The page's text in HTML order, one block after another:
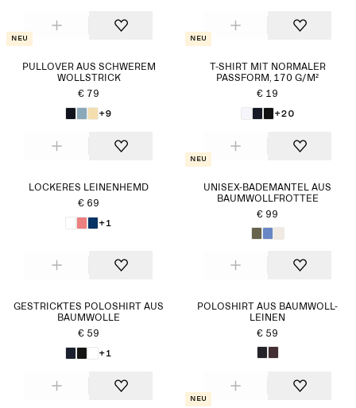
Neu
PULLOVER AUS SCHWEREM
WOLLSTRICK
€ 79
+9
Neu
T-SHIRT MIT NORMALER
PASSFORM, 170 G/M²
€ 19
+20
LOCKERES LEINENHEMD
€ 69
+1
Neu
UNISEX-BADEMANTEL AUS
BAUMWOLLFROTTEE
€ 99
GESTRICKTES POLOSHIRT AUS
BAUMWOLLE
€ 59
+1
POLOSHIRT AUS BAUMWOLL-
LEINEN
€ 59
Neu